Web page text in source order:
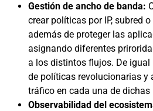
Gestión de ancho de banda:
crearpolíticas por IP, subred
además de proteger las
asignando diferentes
a los distintos flujos. De igual
de políticas revolucionarias y
tráfico en cada una de dichas
Observabilidad del